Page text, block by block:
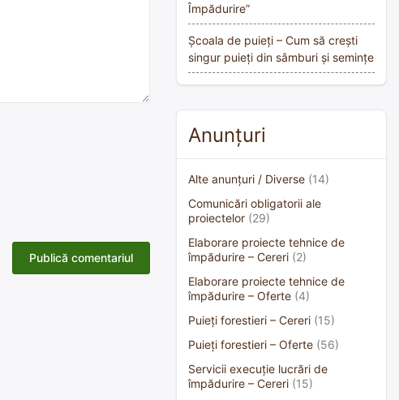
Împădurire”
Școala de puieți – Cum să crești
singur puieți din sâmburi și semințe
Anunțuri
Alte anunțuri / Diverse (14)
Comunicări obligatorii ale
proiectelor (29)
Elaborare proiecte tehnice de
împădurire – Cereri (2)
Elaborare proiecte tehnice de
împădurire – Oferte (4)
Puieți forestieri – Cereri (15)
Puieți forestieri – Oferte (56)
Servicii execuție lucrări de
împădurire – Cereri (15)